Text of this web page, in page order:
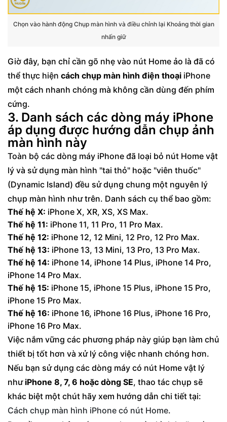
Chọn vào hành động Chụp màn hình và điều chỉnh lại Khoảng thời gian
nhấn giữ
Giờ đây, bạn chỉ cần gõ nhẹ vào nút Home ảo là đã có
thể thực hiện cách chụp màn hình điện thoại iPhone
một cách nhanh chóng mà không cần dùng đến phím
cứng.
3. Danh sách các dòng máy iPhone
áp dụng được hướng dẫn chụp ảnh
màn hình này
Toàn bộ các dòng máy iPhone đã loại bỏ nút Home vật
lý và sử dụng màn hình "tai thỏ" hoặc "viên thuốc"
(Dynamic Island) đều sử dụng chung một nguyên lý
chụp màn hình như trên. Danh sách cụ thể bao gồm:
Thế hệ X: iPhone X, XR, XS, XS Max.
Thế hệ 11: iPhone 11, 11 Pro, 11 Pro Max.
Thế hệ 12: iPhone 12, 12 Mini, 12 Pro, 12 Pro Max.
Thế hệ 13: iPhone 13, 13 Mini, 13 Pro, 13 Pro Max.
Thế hệ 14: iPhone 14, iPhone 14 Plus, iPhone 14 Pro,
iPhone 14 Pro Max.
Thế hệ 15: iPhone 15, iPhone 15 Plus, iPhone 15 Pro,
iPhone 15 Pro Max.
Thế hệ 16: iPhone 16, iPhone 16 Plus, iPhone 16 Pro,
iPhone 16 Pro Max.
Việc nắm vững các phương pháp này giúp bạn làm chủ
thiết bị tốt hơn và xử lý công việc nhanh chóng hơn.
Nếu bạn sử dụng các dòng máy có nút Home vật lý
như iPhone 8, 7, 6 hoặc dòng SE, thao tác chụp sẽ
khác biệt một chút hãy xem hướng dẫn chi tiết tại:
Cách chụp màn hình iPhone có nút Home.